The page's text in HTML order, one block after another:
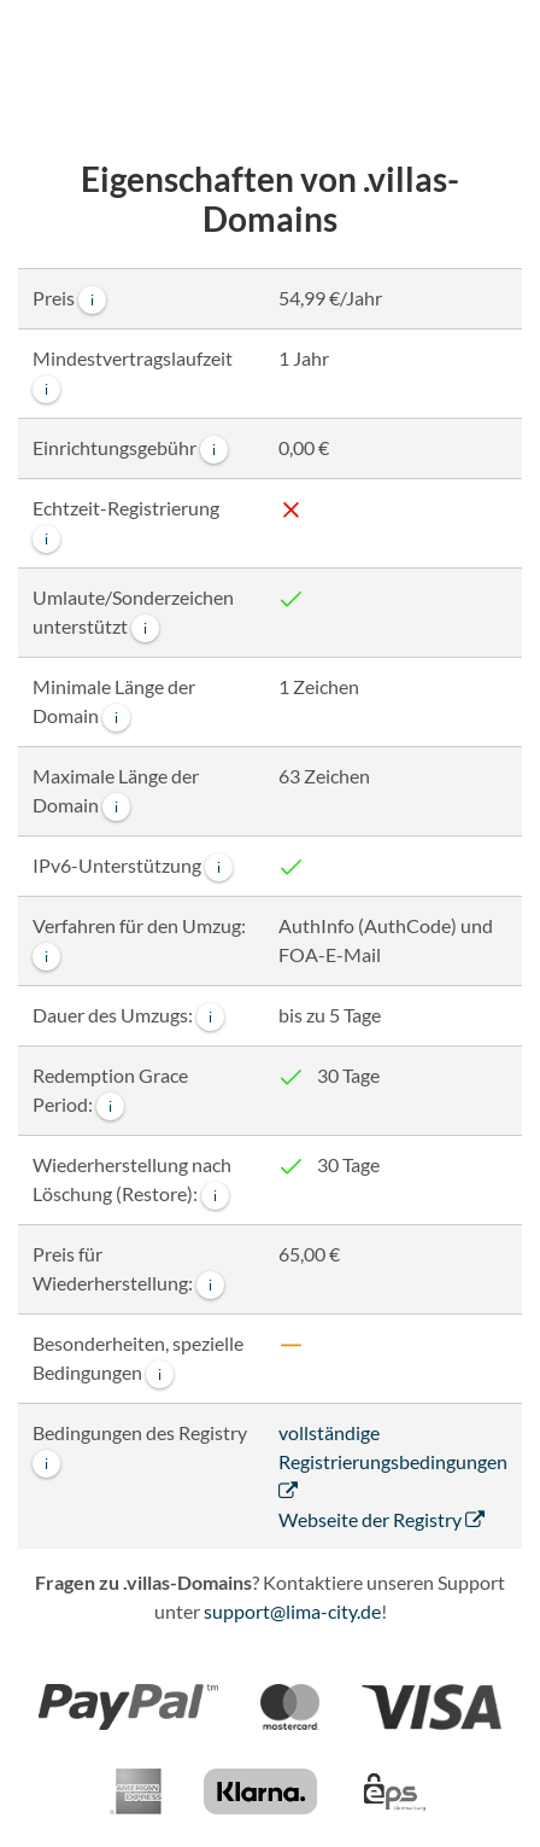
Eigenschaften von .villas-
Domains
Preis i 54,99 €/Jahr
Mindestvertragslaufzeit
i
1 Jahr
Einrichtungsgebühr i 0,00 €
Echtzeit-Registrierung
i
Umlaute/Sonderzeichen
unterstützt
i
Minimale Länge der
Domain
i
1 Zeichen
Maximale Länge der
Domain
i
63 Zeichen
IPv6-Unterstützung i
Verfahren für den Umzug:
i
AuthInfo (AuthCode) und
FOA-E-Mail
Dauer des Umzugs: i bis zu 5 Tage
Redemption Grace
Period:
i
30 Tage
Wiederherstellung nach
Löschung (Restore):
i
30 Tage
Preis für
Wiederherstellung:
i
65,00 €
Besonderheiten, spezielle
Bedingungen
i
Bedingungen des Registry
i
vollständige
Registrierungsbedingungen
Webseite der Registry
Fragen zu .villas-Domains? Kontaktiere unseren Support
untersupport@lima-city.de!